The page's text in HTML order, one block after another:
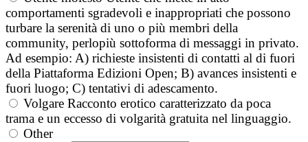
comportamenti sgradevoli e inappropriati che possono
turbare la serenità di uno o più membri della
community, perlopiù sottoforma di messaggi in privato.
Ad esempio: A) richieste insistenti di contatti al di fuori
della Piattaforma Edizioni Open; B) avances insistenti e
fuori luogo; C) tentativi di adescamento.
Volgare Racconto erotico caratterizzato da poca
trama e un eccesso di volgarità gratuita nel linguaggio.
Other